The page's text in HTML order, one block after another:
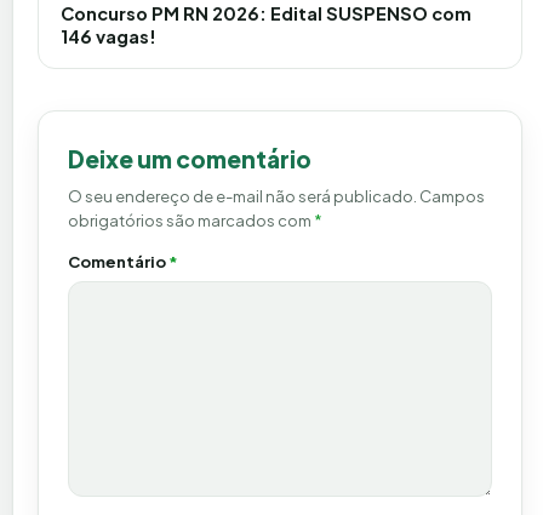
Concurso PM RN 2026: Edital SUSPENSO com
146 vagas!
Deixe um comentário
O seu endereço de e-mail não será publicado. Campos
obrigatórios são marcados com *
Comentário*